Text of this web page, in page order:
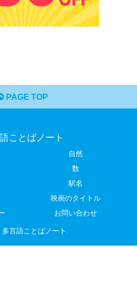
PAGE TOP
ことばノート
自然
数
駅名
映画のタイトル
お問い合わせ
言語ことばノート.